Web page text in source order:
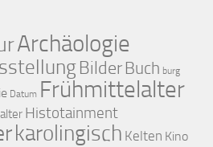
Archäologie
Bilder Buch burg
Datum Frühmittelalter
Histotainment
karolingisch Kelten Kino